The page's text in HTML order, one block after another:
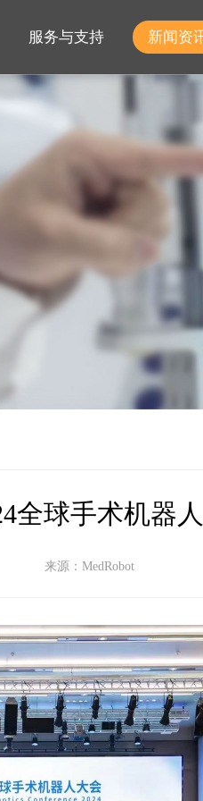
服务与支持 新闻资
全球手术机器
来源：MedRobot